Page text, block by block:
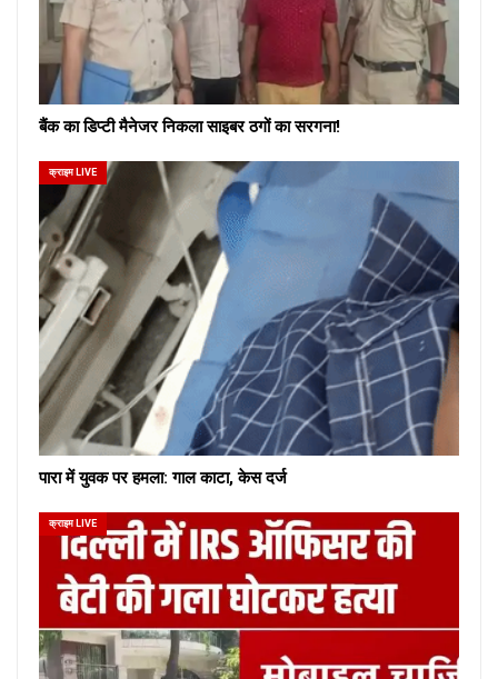
बैंक का डिप्टी मैनेजर निकला साइबर ठगों का सरगना!
क्राइम LIVE
पारा में युवक पर हमला: गाल काटा, केस दर्ज
क्राइम LIVE